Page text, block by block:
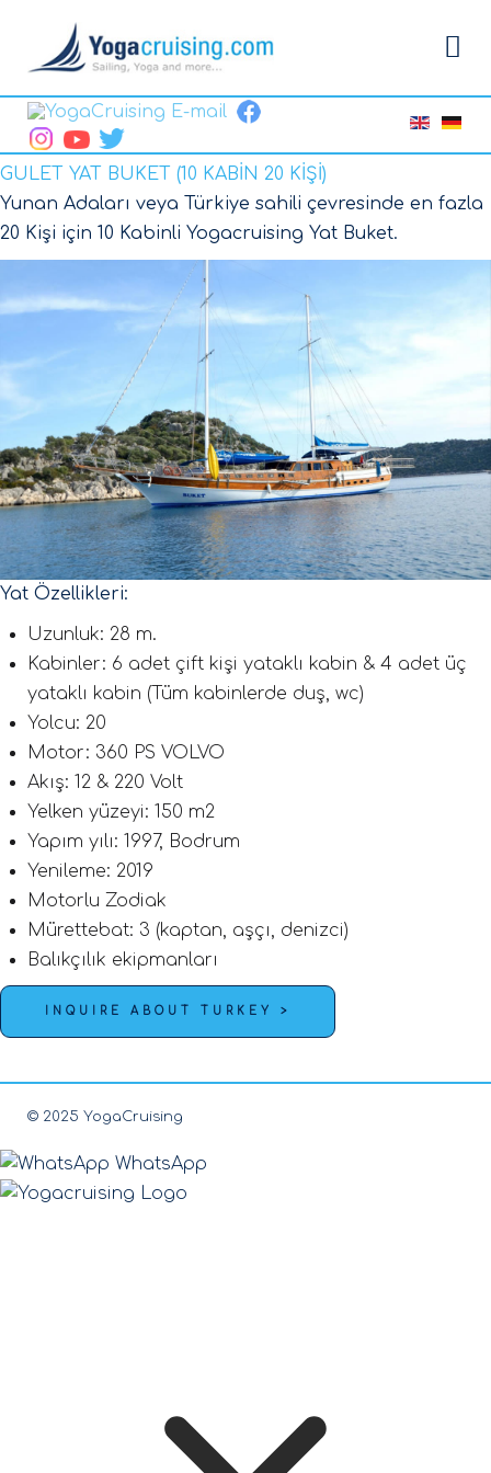
GULET YAT BUKET (10 KABİN 20 KİŞİ)
Yunan Adaları veya Türkiye sahili çevresinde en fazla
20 Kişi için 10 Kabinli Yogacruising Yat Buket.
Yat Özellikleri:
Uzunluk: 28 m.
Kabinler: 6 adet çift kişi yataklı kabin & 4 adet üç
yataklı kabin (Tüm kabinlerde duş, wc)
Yolcu: 20
Motor: 360 PS VOLVO
Akış: 12 & 220 Volt
Yelken yüzeyi: 150 m2
Yapım yılı: 1997, Bodrum
Yenileme: 2019
Motorlu Zodiak
Mürettebat: 3 (kaptan, aşçı, denizci)
Balıkçılık ekipmanları
INQUIRE ABOUT TURKEY >
© 2025 YogaCruising
WhatsApp